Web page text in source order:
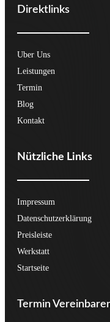
Direktlinks
Uber Uns
Leistungen
Termin
Blog
Kontakt
Nützliche Links
Impressum
Datenschutzerklärung
Preisleiste
Werkstatt
Startseite
Termin